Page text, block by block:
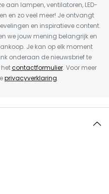
aan lampen, ventilatoren, LED-
en zo veel meer! Je ontvangt
en inspiratieve content.
we jouw mening belangrijk en
Je kan op elk moment
onderaan de nieuwsbrief te
contactformulier. Voor meer
privacyverklaring.